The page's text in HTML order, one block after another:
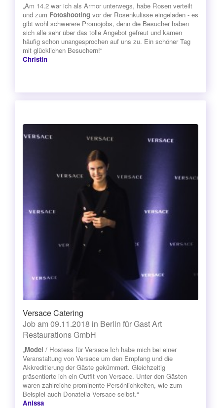
„Am 14.2 war ich als Armor unterwegs, habe Rosen verteilt
und zum Fotoshooting vor der Rosenkulisse eingeladen - es
gibt wohl schwerere Promojobs, denn die Besucher haben
sich alle sehr über das tolle Angebot gefreut und kamen
häufig schon unangesprochen auf uns zu. Ein schöner Tag
mit glücklichen Besuchern!“
Christin
Versace Catering
Job am 09.11.2018 in Berlin für Gast Art
Restaurations GmbH
„Model / Hostess für Versace Ich habe mich bei einer
Veranstaltung von Versace um den Empfang und die
Akkreditierung der Gäste gekümmert. Gleichzeitig
präsentierte ich ein Outfit von Versace. Unter den Gästen
waren zahlreiche prominente Persönlichkeiten, wie zum
Beispiel auch Donatella Versace selbst.“
Anissa